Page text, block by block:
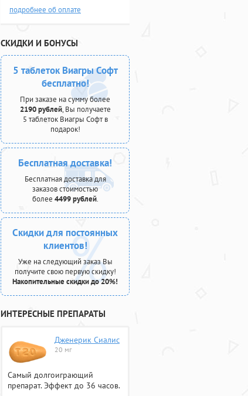
подробнее об оплате
СКИДКИ И БОНУСЫ
5 таблеток Виагры Софт
бесплатно!
При заказе на сумму более
2190 рублей, Вы получаете
5 таблеток Виагры Софт в
подарок!
Бесплатная доставка!
Бесплатная доставка для
заказов стоимостью
более 4499 рублей.
Скидки для постоянных
клиентов!
Уже на следующий заказ Вы
получите свою первую скидку!
Накопительные скидки до 20%!
ИНТЕРЕСНЫЕ ПРЕПАРАТЫ
Дженерик Сиалис
20 мг
Самый долгоиграющий
препарат. Эффект до 36 часов.